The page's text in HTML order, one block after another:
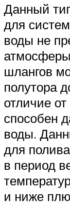
Данный
для
воды не
шлангов
полутора
отличие
способен
воды.
для
в период
и ниже